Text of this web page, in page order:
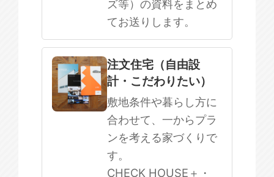
ズ等）の資料をまとめ
てお送りします。
注文住宅（自由設
計・こだわりたい）
敷地条件や暮らし方に
合わせて、一からプラ
ンを考える家づくりで
す。
CHECK HOUSE＋・